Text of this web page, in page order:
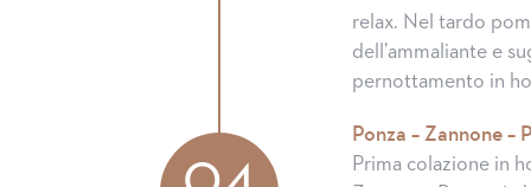
relax. Nel tardo
dell’ammaliante e
pernottamento in
Ponza – Zannone –
Prima colazione in